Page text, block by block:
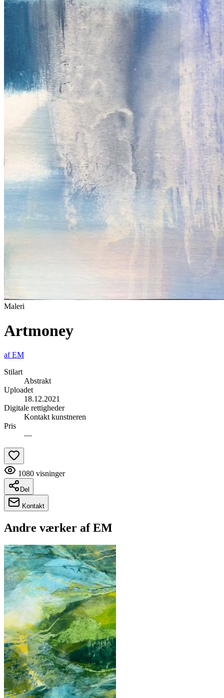
Maleri
Artmoney
afEM
Stilart
Abstrakt
Uploadet
18.12.2021
Digitale rettigheder
Kontakt kunstneren
Pris
—
1080 visninger
Del
Kontakt
Andre værker afEM